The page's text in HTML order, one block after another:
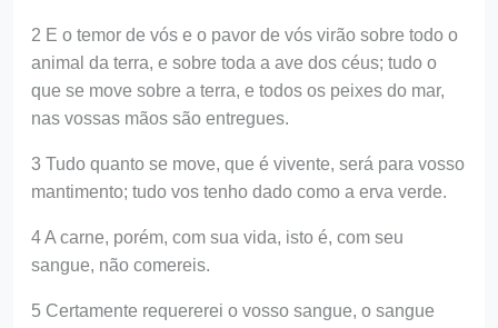
2 E o temor de vós e o pavor de vós virão sobre todo o
animal da terra, e sobre toda a ave dos céus; tudo o
que se move sobre a terra, e todos os peixes do mar,
nas vossas mãos são entregues.
3 Tudo quanto se move, que é vivente, será para vosso
mantimento; tudo vos tenho dado como a erva verde.
4 A carne, porém, com sua vida, isto é, com seu
sangue, não comereis.
5 Certamente requererei o vosso sangue, o sangue